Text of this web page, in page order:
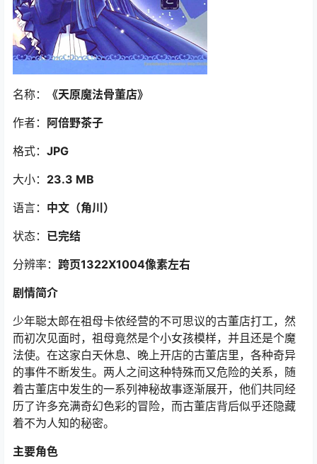
名称： 《天原魔法骨董店》
作者： 阿倍野茶子
格式： JPG
大小： 23.3 MB
语言： 中文（角川 ）
状态： 已完结
分辨率： 跨页1322X1004像素左右
剧情简介
少年聪太郎在祖母卡侬经营的不可思议的古董店打工，然
而初次见面时，祖母竟然是个小女孩模样，并且还是个魔
法使。在这家白天休息、晚上开店的古董店里，各种奇异
的事件不断发生。两人之间这种特殊而又危险的关系，随
着古董店中发生的一系列神秘故事逐渐展开，他们共同经
历了许多充满奇幻色彩的冒险，而古董店背后似乎还隐藏
着不为人知的秘密。
主要角色